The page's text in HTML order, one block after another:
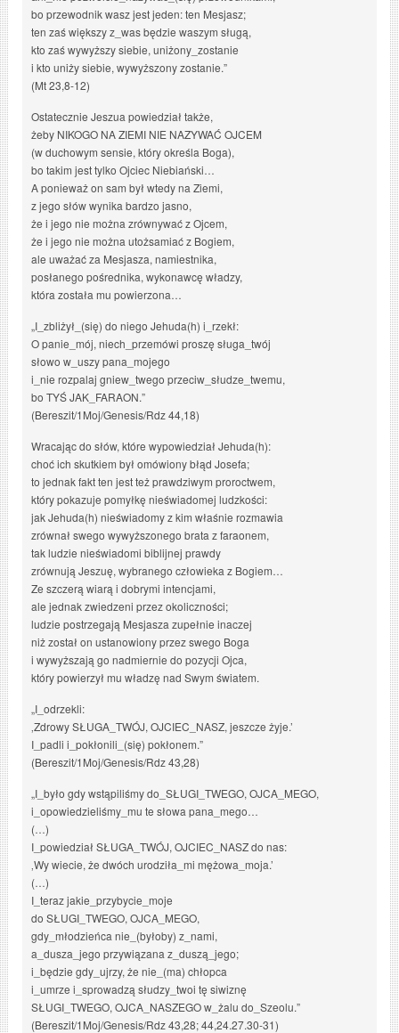
bo przewodnik wasz jest jeden: ten Mesjasz;
ten zaś większy z_was będzie waszym sługą,
kto zaś wywyższy siebie, uniżony_zostanie
i kto uniży siebie, wywyższony zostanie.”
(Mt 23,8-12)
Ostatecznie Jeszua powiedział także,
żeby NIKOGO NA ZIEMI NIE NAZYWAĆ OJCEM
(w duchowym sensie, który określa Boga),
bo takim jest tylko Ojciec Niebiański…
A ponieważ on sam był wtedy na Ziemi,
z jego słów wynika bardzo jasno,
że i jego nie można zrównywać z Ojcem,
że i jego nie można utożsamiać z Bogiem,
ale uważać za Mesjasza, namiestnika,
posłanego pośrednika, wykonawcę władzy,
która została mu powierzona…
„I_zbliżył_(się) do niego Jehuda(h) i_rzekł:
O panie_mój, niech_przemówi proszę sługa_twój
słowo w_uszy pana_mojego
i_nie rozpalaj gniew_twego przeciw_słudze_twemu,
bo TYŚ JAK_FARAON.”
(Bereszit/1Moj/Genesis/Rdz 44,18)
Wracając do słów, które wypowiedział Jehuda(h):
choć ich skutkiem był omówiony błąd Josefa;
to jednak fakt ten jest też prawdziwym proroctwem,
który pokazuje pomyłkę nieświadomej ludzkości:
jak Jehuda(h) nieświadomy z kim właśnie rozmawia
zrównał swego wywyższonego brata z faraonem,
tak ludzie nieświadomi biblijnej prawdy
zrównują Jeszuę, wybranego człowieka z Bogiem…
Ze szczerą wiarą i dobrymi intencjami,
ale jednak zwiedzeni przez okoliczności;
ludzie postrzegają Mesjasza zupełnie inaczej
niż został on ustanowiony przez swego Boga
i wywyższają go nadmiernie do pozycji Ojca,
który powierzył mu władzę nad Swym światem.
„I_odrzekli:
‚Zdrowy SŁUGA_TWÓJ, OJCIEC_NASZ, jeszcze żyje.’
I_padli i_pokłonili_(się) pokłonem.”
(Bereszit/1Moj/Genesis/Rdz 43,28)
„I_było gdy wstąpiliśmy do_SŁUGI_TWEGO, OJCA_MEGO,
i_opowiedzieliśmy_mu te słowa pana_mego…
(…)
I_powiedział SŁUGA_TWÓJ, OJCIEC_NASZ do nas:
‚Wy wiecie, że dwóch urodziła_mi mężowa_moja.’
(…)
I_teraz jakie_przybycie_moje
do SŁUGI_TWEGO, OJCA_MEGO,
gdy_młodzieńca nie_(byłoby) z_nami,
a_dusza_jego przywiązana z_duszą_jego;
i_będzie gdy_ujrzy, że nie_(ma) chłopca
i_umrze i_sprowadzą słudzy_twoi tę siwiznę
SŁUGI_TWEGO, OJCA_NASZEGO w_żalu do_Szeolu.”
(Bereszit/1Moj/Genesis/Rdz 43,28; 44,24.27.30-31)